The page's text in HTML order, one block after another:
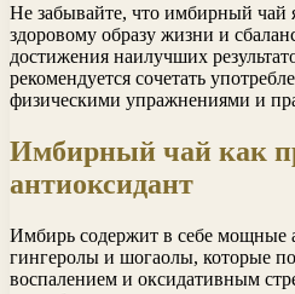
Не забывайте, что имбирный чай
здоровому образу жизни и
достижения наилучших
рекомендуется сочетать
физическими упражнениями и
Имбирный чай как
антиоксидант
Имбирь содержит в себе мощные
гингеролы и шогаолы, которые
воспалением и оксидативным